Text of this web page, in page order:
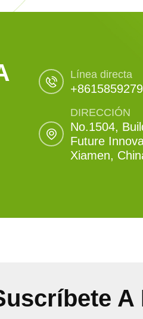
Línea directa
DIRECCIÓN
No.1504,
Future
Xiamen,